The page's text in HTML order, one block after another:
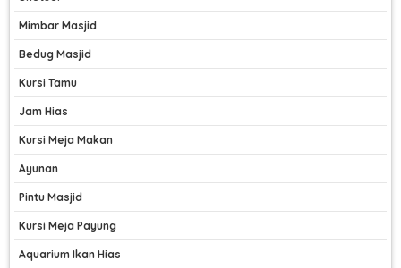
Mimbar Masjid
Bedug Masjid
Kursi Tamu
Jam Hias
Kursi Meja Makan
Ayunan
Pintu Masjid
Kursi Meja Payung
Aquarium Ikan Hias